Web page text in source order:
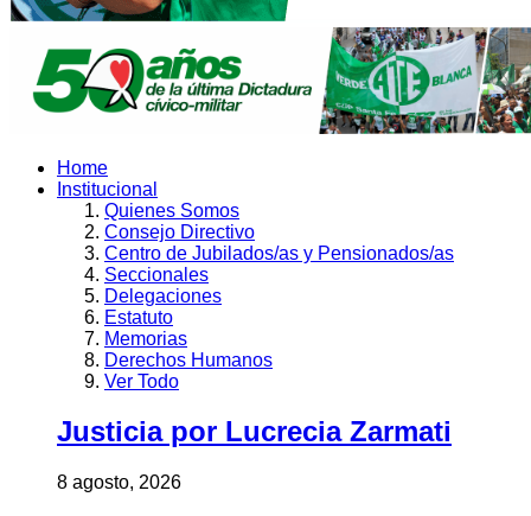
Home
Institucional
Quienes Somos
Consejo Directivo
Centro de Jubilados/as y Pensionados/as
Seccionales
Delegaciones
Estatuto
Memorias
Derechos Humanos
Ver Todo
Justicia por Lucrecia Zarmati
8 agosto, 2026